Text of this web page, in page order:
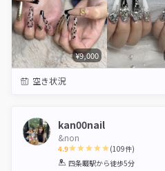
¥9,000
空き状況
kan00nail
&non
4.9
1 2 3 4 5
(109件)
四条畷駅から徒歩5分